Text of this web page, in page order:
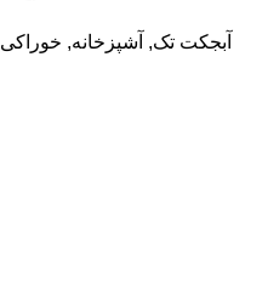
آبجکت تک, آشپزخانه, خوراکی